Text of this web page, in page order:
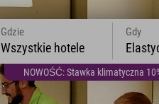
NOWOŚĆ: Stawka klimatyczna
Gdzie
Wszystkie hotele
Gdy